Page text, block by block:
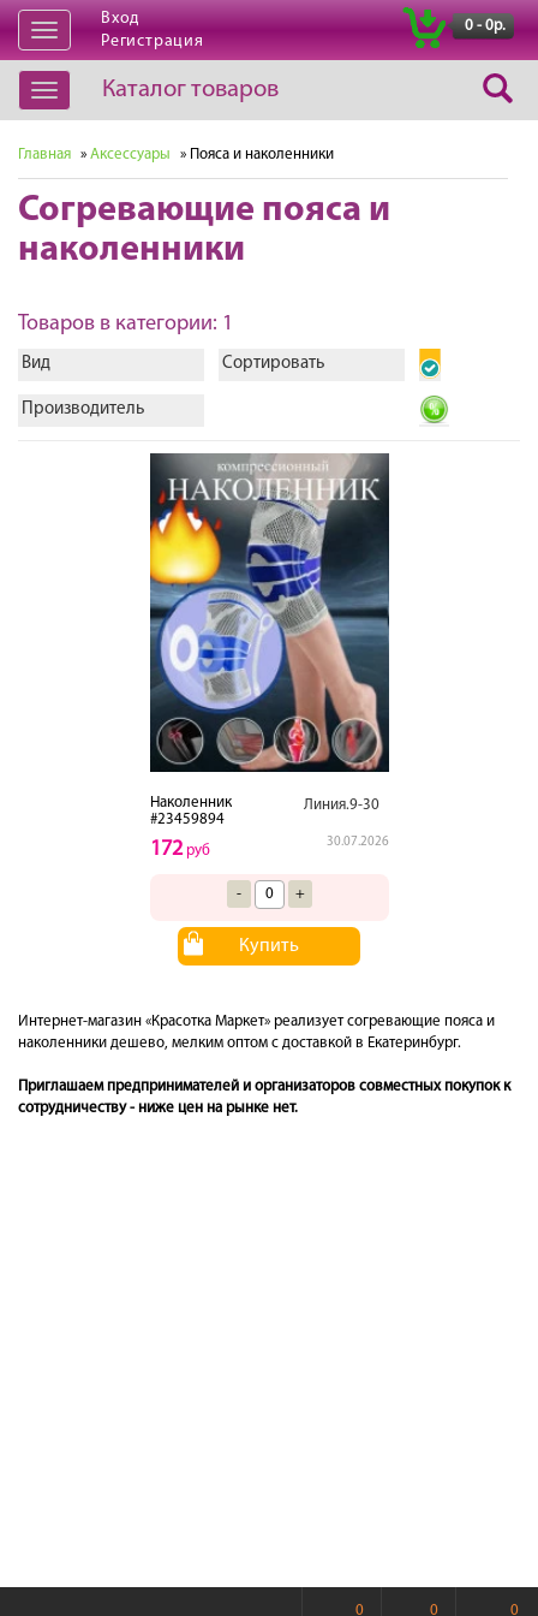
Открыть
навигацию
Вход
Регистрация
0 - 0р.
Открыть
навигацию
Каталог товаров
Главная » Аксессуары » Пояса и наколенники
Согревающие пояса и
наколенники
Товаров в категории: 1
Вид Сортировать
Производитель
Наколенник
#23459894
Линия.9-30
30.07.2026
172руб
- +
Купить
Интернет-магазин «Красотка Маркет» реализует согревающие пояса и
наколенники дешево, мелким оптом с доставкой в Екатеринбург.
Приглашаем предпринимателей и организаторов совместных покупок к
сотрудничеству - ниже цен на рынке нет.
0 0 0